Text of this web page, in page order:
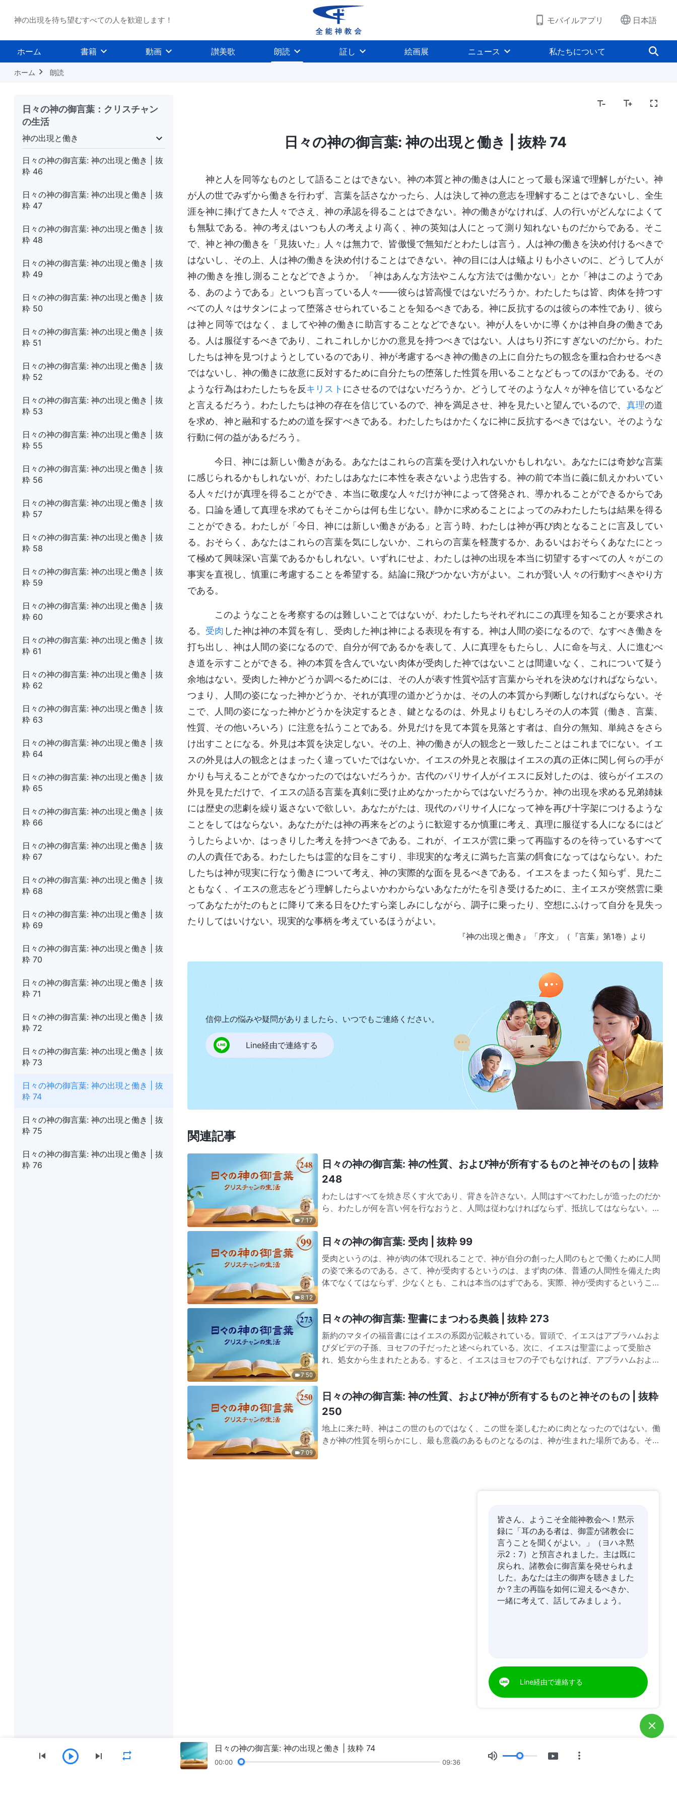
神の出現を待ち望むすべての人を歓迎します！ モバイルアプリ 日本語
ホーム 書籍 動画 讃美歌 朗読 証し 絵画展 ニュース 私たちについて
ホーム 朗読
日々の神の御言葉：クリスチャン
の生活
神の出現と働き
の働き 神の出現と働き 終わりの日における裁き 神の働きを認識する 神の性質、および神が所有するものと神そのもの
日々の神の御言葉: 神の出現と働き | 抜
粋 46
日々の神の御言葉: 神の出現と働き | 抜
粋 47
日々の神の御言葉: 神の出現と働き | 抜
粋 48
日々の神の御言葉: 神の出現と働き | 抜
粋 49
日々の神の御言葉: 神の出現と働き | 抜
粋 50
日々の神の御言葉: 神の出現と働き | 抜
粋 51
日々の神の御言葉: 神の出現と働き | 抜
粋 52
日々の神の御言葉: 神の出現と働き | 抜
粋 53
日々の神の御言葉: 神の出現と働き | 抜
粋 55
日々の神の御言葉: 神の出現と働き | 抜
粋 56
日々の神の御言葉: 神の出現と働き | 抜
粋 57
日々の神の御言葉: 神の出現と働き | 抜
粋 58
日々の神の御言葉: 神の出現と働き | 抜
粋 59
日々の神の御言葉: 神の出現と働き | 抜
粋 60
日々の神の御言葉: 神の出現と働き | 抜
粋 61
日々の神の御言葉: 神の出現と働き | 抜
粋 62
日々の神の御言葉: 神の出現と働き | 抜
粋 63
日々の神の御言葉: 神の出現と働き | 抜
粋 64
日々の神の御言葉: 神の出現と働き | 抜
粋 65
日々の神の御言葉: 神の出現と働き | 抜
粋 66
日々の神の御言葉: 神の出現と働き | 抜
粋 67
日々の神の御言葉: 神の出現と働き | 抜
粋 68
日々の神の御言葉: 神の出現と働き | 抜
粋 69
日々の神の御言葉: 神の出現と働き | 抜
粋 70
日々の神の御言葉: 神の出現と働き | 抜
粋 71
日々の神の御言葉: 神の出現と働き | 抜
粋 72
日々の神の御言葉: 神の出現と働き | 抜
粋 73
日々の神の御言葉: 神の出現と働き | 抜
粋 74
日々の神の御言葉: 神の出現と働き | 抜
粋 75
日々の神の御言葉: 神の出現と働き | 抜
粋 76
日々の神の御言葉: 神の出現と働き | 抜粋 74
神と人を同等なものとして語ることはできない。神の本質と神の働きは人にとって最も深遠で理解しがたい。神
が人の世でみずから働きを行わず、言葉を話さなかったら、人は決して神の意志を理解することはできないし、全生
涯を神に捧げてきた人々でさえ、神の承認を得ることはできない。神の働きがなければ、人の行いがどんなによくて
も無駄である。神の考えはいつも人の考えより高く、神の英知は人にとって測り知れないものだからである。そこ
で、神と神の働きを「見抜いた」人々は無力で、皆傲慢で無知だとわたしは言う。人は神の働きを決め付けるべきで
はないし、その上、人は神の働きを決め付けることはできない。神の目には人は蟻よりも小さいのに、どうして人が
神の働きを推し測ることなどできようか。「神はあんな方法やこんな方法では働かない」とか「神はこのようであ
る、あのようである」といつも言っている人々――彼らは皆高慢ではないだろうか。わたしたちは皆、肉体を持つす
べての人々はサタンによって堕落させられていることを知るべきである。神に反抗するのは彼らの本性であり、彼ら
は神と同等ではなく、ましてや神の働きに助言することなどできない。神が人をいかに導くかは神自身の働きであ
る。人は服従するべきであり、これこれしかじかの意見を持つべきではない。人はちり芥にすぎないのだから。わた
したちは神を見つけようとしているのであり、神が考慮するべき神の働きの上に自分たちの観念を重ね合わせるべき
ではないし、神の働きに故意に反対するために自分たちの堕落した性質を用いることなどもってのほかである。その
ような行為はわたしたちを反キリスト にさせるのではないだろうか。どうしてそのような人々が神を信じているなど
と言えるだろう。わたしたちは神の存在を信じているので、神を満足させ、神を見たいと望んでいるので、 真理の道
を求め、神と融和するための道を探すべきである。わたしたちはかたくなに神に反抗するべきではない。そのような
行動に何の益があるだろう。
今日、神には新しい働きがある。あなたはこれらの言葉を受け入れないかもしれない。あなたには奇妙な言葉
に感じられるかもしれないが、わたしはあなたに本性を表さないよう忠告する。神の前で本当に義に飢えかわいてい
る人々だけが真理を得ることができ、本当に敬虔な人々だけが神によって啓発され、導かれることができるからであ
る。口論を通して真理を求めてもそこからは何も生じない。静かに求めることによってのみわたしたちは結果を得る
ことができる。わたしが「今日、神には新しい働きがある」と言う時、わたしは神が再び肉となることに言及してい
る。おそらく、あなたはこれらの言葉を気にしないか、これらの言葉を軽蔑するか、あるいはおそらくあなたにとっ
て極めて興味深い言葉であるかもしれない。いずれにせよ、わたしは神の出現を本当に切望するすべての人々がこの
事実を直視し、慎重に考慮することを希望する。結論に飛びつかない方がよい。これが賢い人々の行動すべきやり方
である。
このようなことを考察するのは難しいことではないが、わたしたちそれぞれにこの真理を知ることが要求され
る。 受肉 した神は神の本質を有し、受肉した神は神による表現を有する。神は人間の姿になるので、なすべき働きを
打ち出し、神は人間の姿になるので、自分が何であるかを表して、人に真理をもたらし、人に命を与え、人に進むべ
き道を示すことができる。神の本質を含んでいない肉体が受肉した神ではないことは間違いなく、これについて疑う
余地はない。受肉した神かどうか調べるためには、その人が表す性質や話す言葉からそれを決めなければならない。
つまり、人間の姿になった神かどうか、それが真理の道かどうかは、その人の本質から判断しなければならない。そ
こで、人間の姿になった神かどうかを決定するとき、鍵となるのは、外見よりもむしろその人の本質（働き、言葉、
性質、その他いろいろ）に注意を払うことである。外見だけを見て本質を見落とす者は、自分の無知、単純さをさら
け出すことになる。外見は本質を決定しない。その上、神の働きが人の観念と一致したことはこれまでにない。イエ
スの外見は人の観念とはまったく違っていたではないか。イエスの外見と衣服はイエスの真の正体に関し何らの手が
かりも与えることができなかったのではないだろうか。古代のパリサイ人がイエスに反対したのは、彼らがイエスの
外見を見ただけで、イエスの語る言葉を真剣に受け止めなかったからではないだろうか。神の出現を求める兄弟姉妹
には歴史の悲劇を繰り返さないで欲しい。あなたがたは、現代のパリサイ人になって神を再び十字架につけるような
ことをしてはならない。あなたがたは神の再来をどのように歓迎するか慎重に考え、真理に服従する人になるにはど
うしたらよいか、はっきりした考えを持つべきである。これが、イエスが雲に乗って再臨するのを待っているすべて
の人の責任である。わたしたちは霊的な目をこすり、非現実的な考えに満ちた言葉の餌食になってはならない。わた
したちは神が現実に行なう働きについて考え、神の実際的な面を見るべきである。イエスをまったく知らず、見たこ
ともなく、イエスの意志をどう理解したらよいかわからないあなたがたを引き受けるために、主イエスが突然雲に乗
ってあなたがたのもとに降りて来る日をひたすら楽しみにしながら、調子に乗ったり、空想にふけって自分を見失っ
たりしてはいけない。現実的な事柄を考えているほうがよい。
『神の出現と働き』「序文」（『言葉』第1巻）より
信仰上の悩みや疑問がありましたら、いつでもご連絡ください。
Line経由で連絡する
関連記事
7:17
日々の神の御言葉: 神の性質、および神が所有するものと神そのもの | 抜粋
248
わたしはすべてを焼き尽くす火であり、背きを許さない。人間はすべてわたしが造ったのだか
ら、わたしが何を言い何を行なおうと、人間は従わなければならず、抵抗してはならない。人
8:12
日々の神の御言葉: 受肉 | 抜粋 99
受肉というのは、神が肉の体で現れることで、神が自分の創った人間のもとで働くために人間
の姿で来るのである。さて、神が受肉するというのは、まず肉の体、普通の人間性を備えた肉
体でなくてはならず、少なくとも、これは本当のはずである。実際、神が受肉するということ
7:50
日々の神の御言葉: 聖書にまつわる奥義 | 抜粋 273
新約のマタイの福音書にはイエスの系図が記載されている。冒頭で、イエスはアブラハムおよ
びダビデの子孫、ヨセフの子だったと述べられている。次に、イエスは聖霊によって受胎さ
れ、処女から生まれたとある。すると、イエスはヨセフの子でもなければ、アブラハムおよび
7:09
日々の神の御言葉: 神の性質、および神が所有するものと神そのもの | 抜粋
250
地上に来た時、神はこの世のものではなく、この世を楽しむために肉となったのではない。働
きが神の性質を明らかにし、最も意義のあるものとなるのは、神が生まれた場所である。それ
皆さん、ようこそ全能神教会へ！黙示
録に「耳のある者は、御霊が諸教会に
言うことを聞くがよい。」（ヨハネ黙
示2：7）と預言されました。主は既に
戻られ、諸教会に御言葉を発せられま
した。あなたは主の御声を聴きました
か？主の再臨を如何に迎えるべきか、
一緒に考えて、話してみましょう。
Line経由で連絡する
日々の神の御言葉: 神の出現と働き | 抜粋 74
00:00 09:36